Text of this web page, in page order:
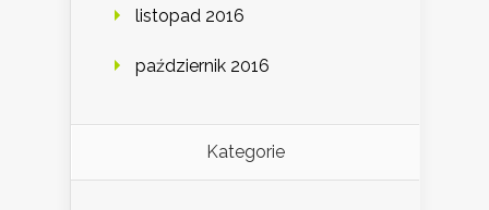
listopad 2016
październik 2016
Kategorie